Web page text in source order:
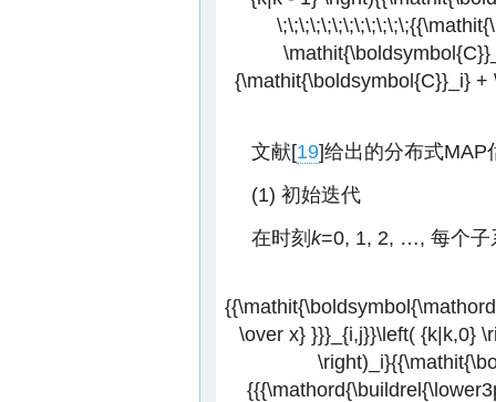
{\mathit{\boldsymbol{C}}_i}
文献[19]给出的分布式MAP
(1) 初始迭代
在时刻k=0, 1, 2, …, 每个子
\over x} }}}_{i,j}}\left( {k|k,0}